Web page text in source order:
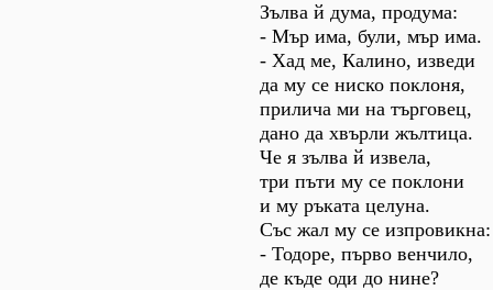
Зълва й дума, продума:
- Мър има, були, мър има.
- Хад ме, Калино, изведи
да му се ниско поклоня,
прилича ми на търговец,
дано да хвърли жълтица.
Че я зълва й извела,
три пъти му се поклони
и му ръката целуна.
Със жал му се изпровикна:
- Тодоре, първо венчило,
де къде оди до нине?